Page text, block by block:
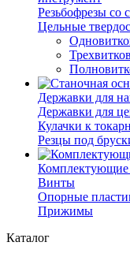
Резьбофрезы со
Цельные
Державки для
Державки для
Кулачки к
Резцы под
Комплектующие
Винты
Опорные
Прижимы
Каталог